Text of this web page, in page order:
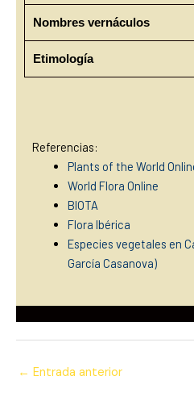
Nombres vernáculos
Etimología
Referencias:
Plants of the World
World Flora Online
BIOTA
Flora Ibérica
Especies vegetales en
García Casanova)
← Entrada anterior